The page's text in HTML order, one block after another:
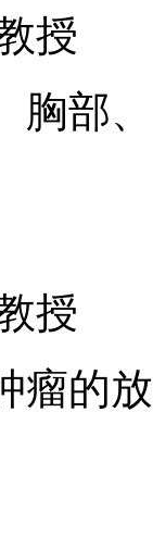
授
胸部
授
瘤的